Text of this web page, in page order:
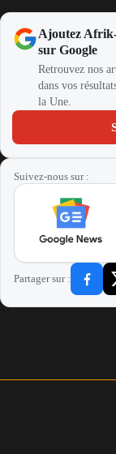
Ajoutez
sur Google
Retrouvez nos
dans vos
la Une.
Suivez-nous sur :
Partager sur :